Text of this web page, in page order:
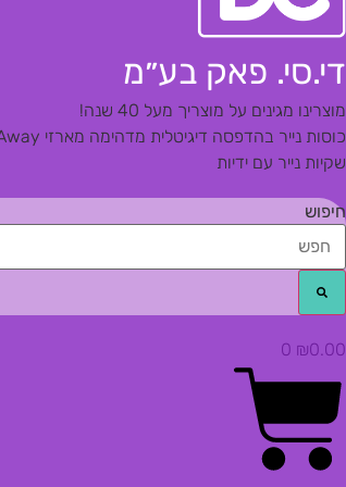
די.סי. פאק בע״מ
מוצרינו מגינים על מוצריך מעל 40 שנה!
כוסות נייר בהדפסה דיגיטלית מדהימה מארזי Take Away איכותיים
שקיות נייר עם ידיות
חיפוש
₪0.00
0